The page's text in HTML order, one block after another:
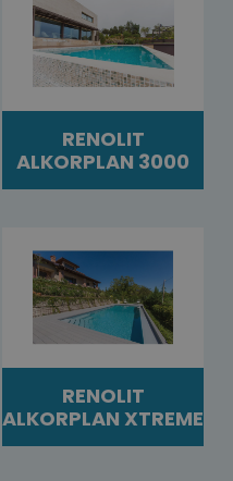
RENOLIT
ALKORPLAN 3000
RENOLIT
ALKORPLAN XTREME